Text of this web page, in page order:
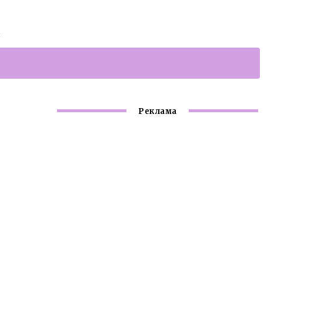
Реклама